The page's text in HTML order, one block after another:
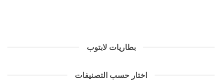
بطاريات لابتوب
اختار حسب التصنيفات